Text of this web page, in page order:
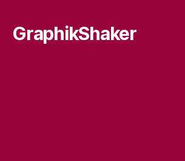
GraphikShaker